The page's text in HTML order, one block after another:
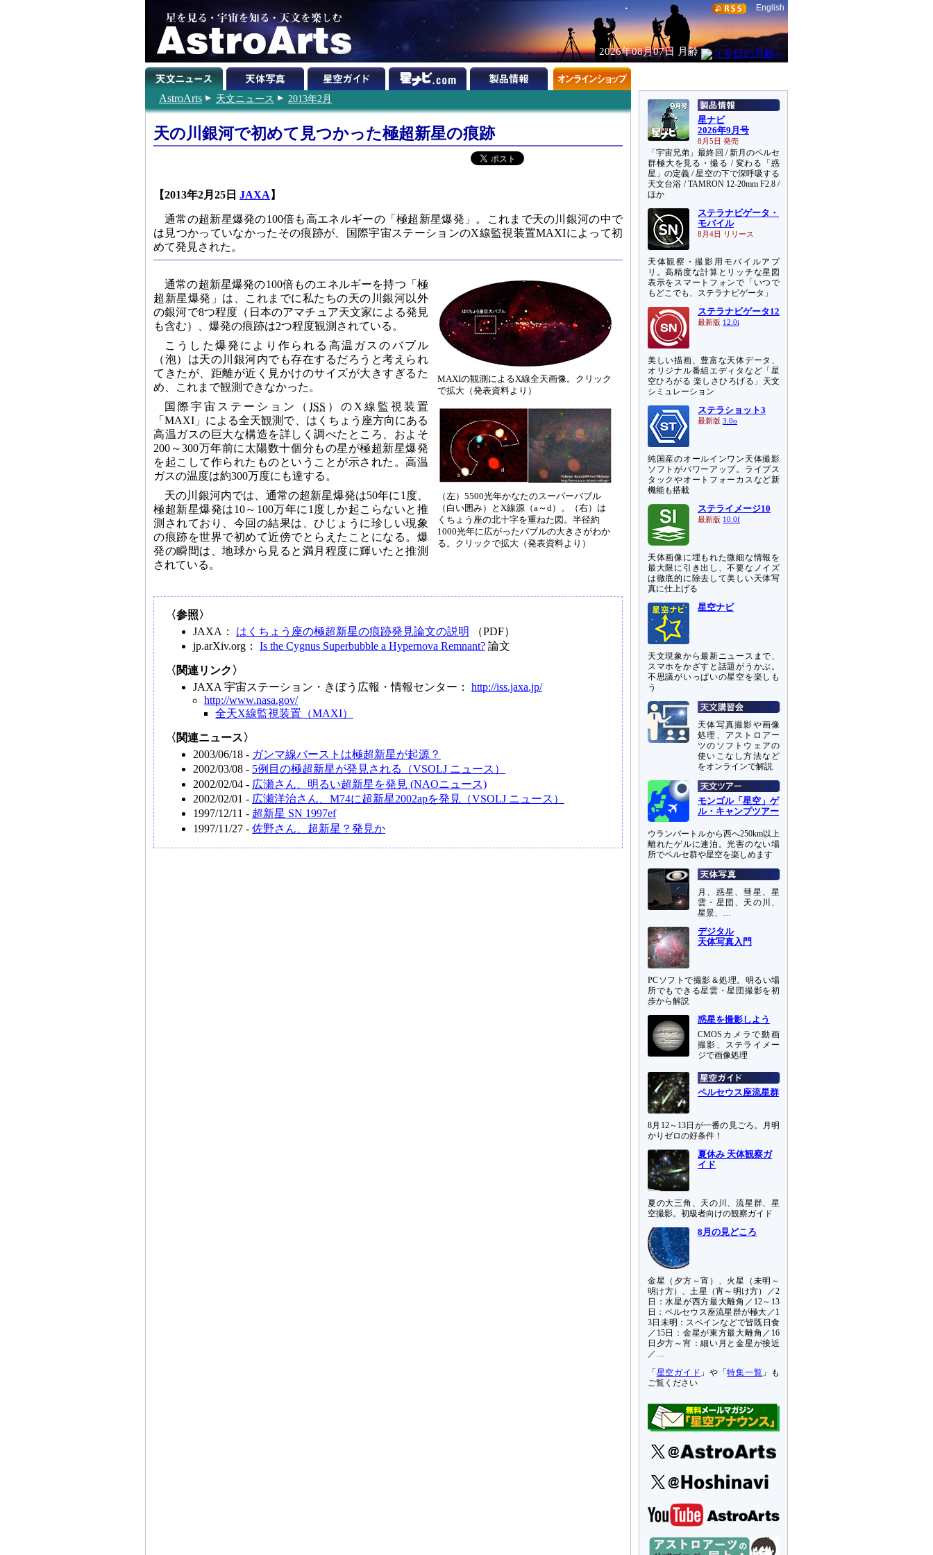
English
2026年08月07日 月齢
AstroArts 天文ニュース 2013年2月
天の川銀河で初めて見つかった極超新星の痕跡
【2013年2月25日 JAXA 】
通常の超新星爆発の100倍も高エネルギーの「極超新星爆発」。これまで天の川銀河の中で
は見つかっていなかったその痕跡が、国際宇宙ステーションのX線監視装置MAXIによって初
めて発見された。
MAXIの観測によるX線全天画像。クリック
で拡大（発表資料より）
（左）5500光年かなたのスーパーバブル
（白い囲み）とX線源（a～d）。（右）は
くちょう座の北十字を重ねた図。半径約
1000光年に広がったバブルの大きさがわか
る。クリックで拡大（発表資料より）
通常の超新星爆発の100倍ものエネルギーを持つ「極
超新星爆発」は、これまでに私たちの天の川銀河以外
の銀河で8つ程度（日本のアマチュア天文家による発見
も含む）、爆発の痕跡は2つ程度観測されている。
こうした爆発により作られる高温ガスのバブル
（泡）は天の川銀河内でも存在するだろうと考えられ
てきたが、距離が近く見かけのサイズが大きすぎるた
め、これまで観測できなかった。
国際宇宙ステーション（ ISS ）のX線監視装置
「MAXI」による全天観測で、はくちょう座方向にある
高温ガスの巨大な構造を詳しく調べたところ、およそ
200～300万年前に太陽数十個分もの星が極超新星爆発
を起こして作られたものということが示された。高温
ガスの温度は約300万度にも達する。
天の川銀河内では、通常の超新星爆発は50年に1度、
極超新星爆発は10～100万年に1度しか起こらないと推
測されており、今回の結果は、ひじょうに珍しい現象
の痕跡を世界で初めて近傍でとらえたことになる。爆
発の瞬間は、地球から見ると満月程度に輝いたと推測
されている。
〈参照〉
JAXA： はくちょう座の極超新星の痕跡発見論文の説明
（PDF）
jp.arXiv.org： Is the Cygnus Superbubble a Hypernova Remnant? 論文
〈関連リンク〉
JAXA 宇宙ステーション・きぼう広報・情報センター： http://iss.jaxa.jp/
http://www.nasa.gov/
全天X線監視装置（MAXI）
〈関連ニュース〉
2003/06/18 - ガンマ線バーストは極超新星が起源？
2002/03/08 - 5例目の極超新星が発見される（VSOLJ ニュース）
2002/02/04 - 広瀬さん、明るい超新星を発見 (NAOニュース)
2002/02/01 - 広瀬洋治さん、M74に超新星2002apを発見（VSOLJ ニュース）
1997/12/11 - 超新星 SN 1997ef
1997/11/27 - 佐野さん、超新星？発見か
星ナビ
2026年9月号
8月5日 発売
「宇宙兄弟」最終回 / 新月のペルセ
群極大を見る・撮る / 変わる「惑
星」の定義 / 星空の下で深呼吸する
天文台浴 / TAMRON 12-20mm F2.8 /
ほか
ステラナビゲータ・
モバイル
8月4日 リリース
天体観察・撮影用モバイルアプ
リ。高精度な計算とリッチな星図
表示をスマートフォンで「いつで
もどこでも、ステラナビゲータ」
ステラナビゲータ12
最新版 12.0i
美しい描画、豊富な天体データ、
オリジナル番組エディタなど「星
空ひろがる 楽しさひろげる」天文
シミュレーション
ステラショット3
最新版 3.0o
純国産のオールインワン天体撮影
ソフトがパワーアップ。ライブス
タックやオートフォーカスなど新
機能も搭載
ステライメージ10
最新版 10.0f
天体画像に埋もれた微細な情報を
最大限に引き出し、不要なノイズ
は徹底的に除去して美しい天体写
真に仕上げる
星空ナビ
天文現象から最新ニュースまで、
スマホをかざすと話題がうかぶ。
不思議がいっぱいの星空を楽しも
う
天体写真撮影や画像
処理、アストロアー
ツのソフトウェアの
使いこなし方法など
をオンラインで解説
モンゴル「星空」ゲ
ル・キャンプツアー
ウランバートルから西へ250km以上
離れたゲルに連泊。光害のない場
所でペルセ群や星空を楽しめます
月、惑星、彗星、星
雲・星団、天の川、
星景、…
デジタル
天体写真入門
PCソフトで撮影＆処理。明るい場
所でもできる星雲・星団撮影を初
歩から解説
惑星を撮影しよう
CMOSカメラで動画
撮影、ステライメー
ジで画像処理
ペルセウス座流星群
8月12～13日が一番の見ごろ。月明
かりゼロの好条件！
夏休み 天体観察ガ
イド
夏の大三角、天の川、流星群、星
空撮影。初級者向けの観察ガイド
8月の見どころ
金星（夕方～宵）、火星（未明～
明け方）、土星（宵～明け方）／2
日：水星が西方最大離角／12～13
日：ペルセウス座流星群が極大／1
3日未明：スペインなどで皆既日食
／15日：金星が東方最大離角／16
日夕方～宵：細い月と金星が接近
／…
「 星空ガイド 」や「特集一覧 」も
ご覧ください